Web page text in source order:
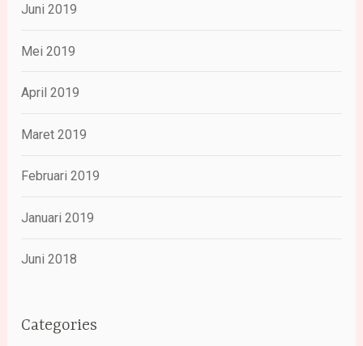
Juni 2019
Mei 2019
April 2019
Maret 2019
Februari 2019
Januari 2019
Juni 2018
Categories